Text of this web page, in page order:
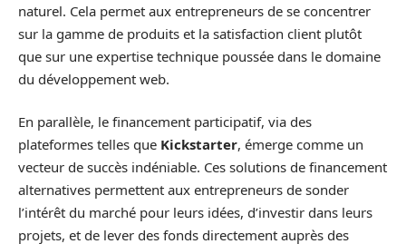
naturel. Cela permet aux entrepreneurs de se concentrer
sur la gamme de produits et la satisfaction client plutôt
que sur une expertise technique poussée dans le domaine
du développement web.
En parallèle, le financement participatif, via des
plateformes telles que Kickstarter, émerge comme un
vecteur de succès indéniable. Ces solutions de financement
alternatives permettent aux entrepreneurs de sonder
l’intérêt du marché pour leurs idées, d’investir dans leurs
projets, et de lever des fonds directement auprès des